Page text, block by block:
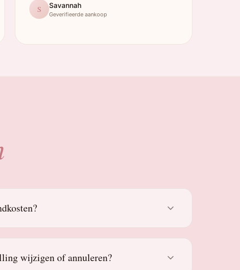
S Savannah
Geverifieerde aankoop
wijzigen of annuleren?